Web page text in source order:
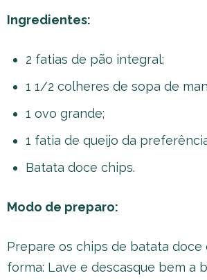
Ingredientes:
2 fatias de pão integral;
1 1/2 colheres de sopa de
1 ovo grande;
1 fatia de queijo da
Batata doce chips.
Modo de preparo:
Prepare os chips de batata doce
forma: Lave e descasque bem a